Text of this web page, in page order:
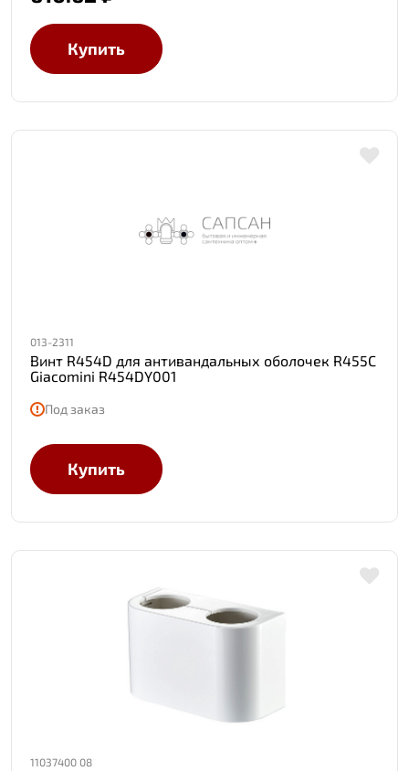
Купить
013-2311
Винт R454D для антивандальных оболочек R455C
Giacomini R454DY001
Под заказ
Купить
11037400 08